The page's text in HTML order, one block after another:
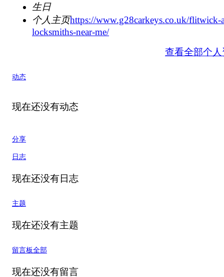
生日
个人主页https://www.g28carkeys.co.uk/flitwick-
locksmiths-near-me/
查看全部个
动态
现在还没有动态
分享
日志
现在还没有日志
主题
现在还没有主题
留言板全部
现在还没有留言